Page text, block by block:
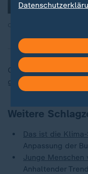
Ohne einen Kaffee
gar nichts - nicht nur
Weitere
Das ist die
Anpassung der
Junge Menschen
Anhaltender